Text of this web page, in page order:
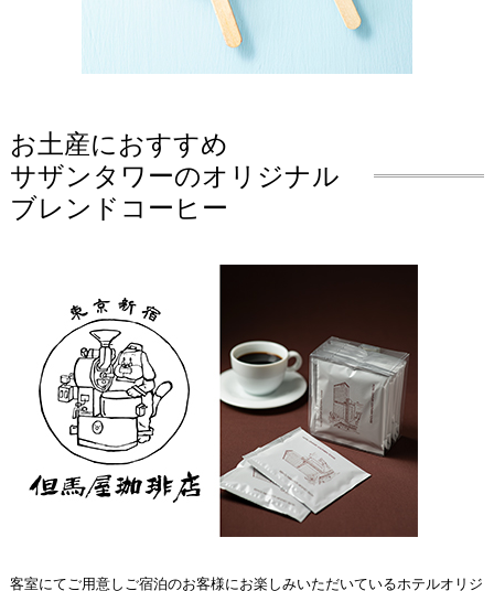
お土産におすすめ
サザンタワーのオリジナル
ブレンドコーヒー
客室にてご用意しご宿泊のお客様にお楽しみいただいているホテルオリジ